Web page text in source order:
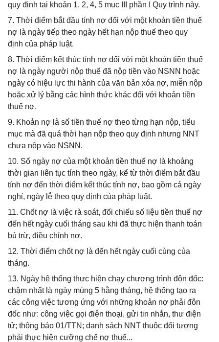
quy định tại khoản 1, 2, 4, 5 mục III phần I Quy trình này.
7. Thời điểm bắt đầu tính nợ đối với một khoản tiền thuế
nợ là ngày tiếp theo ngày hết hạn nộp thuế theo quy
định của pháp luật.
8. Thời điểm kết thúc tính nợ đối với một khoản tiền thuế
nợ là ngày người nộp thuế đã nộp tiền vào NSNN hoặc
ngày có hiệu lực thi hành của văn bản xóa nợ, miễn nộp
hoặc xử lý bằng các hình thức khác đối với khoản tiền
thuế nợ.
9. Khoản nợ là số tiền thuế nợ theo từng hạn nộp, tiểu
mục mà đã quá thời hạn nộp theo quy định nhưng NNT
chưa nộp vào NSNN.
10. Số ngày nợ của một khoản tiền thuế nợ là khoảng
thời gian liên tục tính theo ngày, kể từ thời điểm bắt đầu
tính nợ đến thời điểm kết thúc tính nợ, bao gồm cả ngày
nghỉ, ngày lễ theo quy định của pháp luật.
11. Chốt nợ là việc rà soát, đối chiếu số liệu tiền thuế nợ
đến hết ngày cuối tháng sau khi đã thực hiện thanh toán
bù trừ, điều chỉnh nợ.
12. Thời điểm chốt nợ là đến hết ngày cuối cùng của
tháng.
13. Ngày hệ thống thực hiện chạy chương trình đôn đốc:
chậm nhất là ngày mùng 5 hằng tháng, hệ thống tạo ra
các công việc tương ứng với những khoản nợ phải đôn
đốc như: công việc gọi điện thoại, gửi tin nhắn, thư điện
tử; thông báo 01/TTN; danh sách NNT thuộc đối tượng
phải thực hiện cưỡng chế nợ thuế...